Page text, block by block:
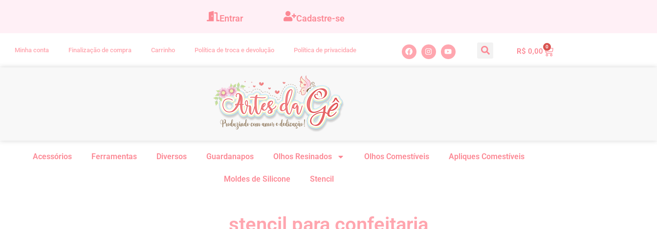
Entrar Cadastre-se
Minha conta Finalização de compra Carrinho Política de troca e devolução Política de privacidade R$ 0,00
0
Acessórios Ferramentas Diversos Guardanapos Olhos Resinados Olhos Comestíveis Apliques Comestíveis
Moldes de Silicone Stencil
stencil para confeitaria